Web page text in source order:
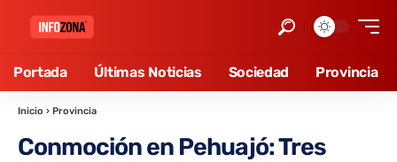
Portada Últimas Noticias Sociedad Provincia
Inicio › Provincia
Conmoción en Pehuajó: Tres